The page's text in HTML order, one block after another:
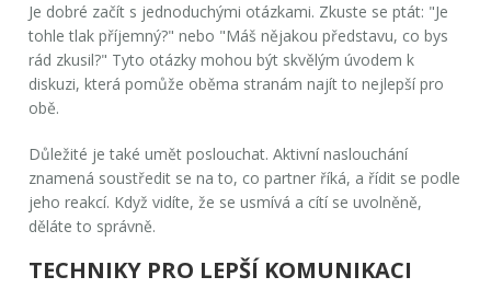
Je dobré začít s jednoduchými otázkami. Zkuste se ptát: "Je
tohle tlak příjemný?" nebo "Máš nějakou představu, co bys
rád zkusil?" Tyto otázky mohou být skvělým úvodem k
diskuzi, která pomůže oběma stranám najít to nejlepší pro
obě.
Důležité je také umět poslouchat. Aktivní naslouchání
znamená soustředit se na to, co partner říká, a řídit se podle
jeho reakcí. Když vidíte, že se usmívá a cítí se uvolněně,
děláte to správně.
TECHNIKY PRO LEPŠÍ KOMUNIKACI